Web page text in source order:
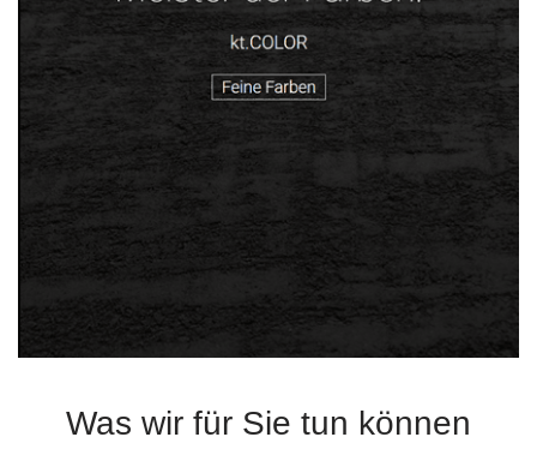
Was wir für Sie tun können